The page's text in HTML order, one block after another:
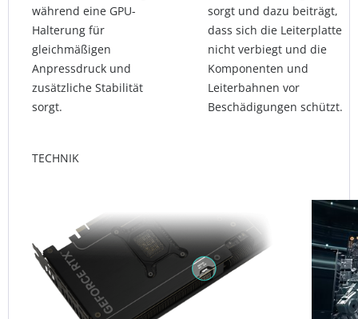
während eine GPU-
Halterung für
gleichmäßigen
Anpressdruck und
zusätzliche Stabilität
sorgt.
sorgt und dazu beiträgt,
dass sich die Leiterplatte
nicht verbiegt und die
Komponenten und
Leiterbahnen vor
Beschädigungen schützt.
TECHNIK